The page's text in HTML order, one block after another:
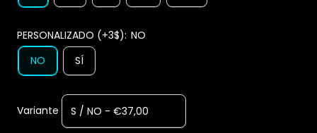
PERSONALIZADO (+3$): NO
NO
SÍ
Variante